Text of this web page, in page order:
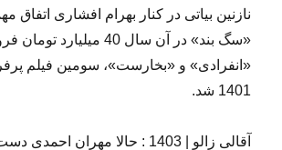
نازنین بیاتی در کنار بهرام افشاری اتفاق
«سگ بند» در آن سال 40
«انفرادی» و «بخارست»، سومین فیلم
1401 شد.
آقالی زالو | 1403 : حالا مهران